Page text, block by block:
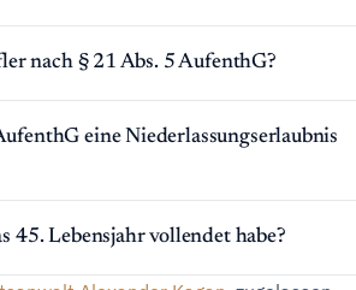
nach § 21 Abs. 5 AufenthG?
eine Niederlassungserlaubnis
45. Lebensjahr vollendet habe?